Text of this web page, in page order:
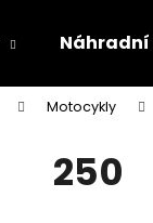
Náhradní
Motocykly
250
Co